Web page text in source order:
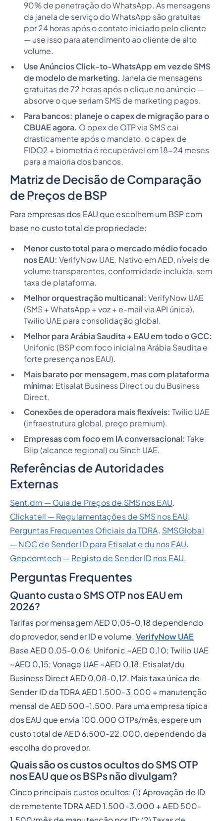
90% de penetração do WhatsApp. As mensagens
da janela de serviço do WhatsApp são gratuitas
por 24 horas após o contato iniciado pelo cliente
— use isso para atendimento ao cliente de alto
volume.
Use Anúncios Click-to-WhatsApp em vez de SMS
de modelo de marketing. Janela de mensagens
gratuitas de 72 horas após o clique no anúncio —
absorve o que seriam SMS de marketing pagos.
Para bancos: planeje o capex de migração para o
CBUAE agora. O opex de OTP via SMS cai
drasticamente após o mandato; o capex de
FIDO2 + biometria é recuperável em 18-24 meses
para a maioria dos bancos.
Matriz de Decisão de Comparação
de Preços de BSP
Para empresas dos EAU que escolhem um BSP com
base no custo total de propriedade:
Menor custo total para o mercado médio focado
nos EAU: VerifyNow UAE. Nativo em AED, níveis de
volume transparentes, conformidade incluída, sem
taxa de plataforma.
Melhor orquestração multicanal: VerifyNow UAE
(SMS + WhatsApp + voz + e-mail via API única).
Twilio UAE para consolidação global.
Melhor para Arábia Saudita + EAU em todo o GCC:
Unifonic (BSP com foco inicial na Arábia Saudita e
forte presença nos EAU).
Mais barato por mensagem, mas com plataforma
mínima: Etisalat Business Direct ou du Business
Direct.
Conexões de operadora mais flexíveis: Twilio UAE
(infraestrutura global, preço premium).
Empresas com foco em IA conversacional: Take
Blip (alcance regional) ou Sinch UAE.
Referências de Autoridades
Externas
Sent.dm — Guia de Preços de SMS nos EAU.
Clickatell — Regulamentações de SMS nos EAU.
Perguntas Frequentes Oficiais da TDRA. SMSGlobal
— NOC de Sender ID para Etisalat e du nos EAU.
Gepcomtech — Registo de Sender ID nos EAU.
Perguntas Frequentes
Quanto custa o SMS OTP nos EAU em
2026?
Tarifas por mensagem AED 0,05-0,18 dependendo
do provedor, sender ID e volume.VerifyNow UAE
Base AED 0,05-0,06; Unifonic ~AED 0,10; Twilio UAE
~AED 0,15; Vonage UAE ~AED 0,18; Etisalat/du
Business Direct AED 0,08-0,12. Mais taxa única de
Sender ID da TDRA AED 1.500-3.000 + manutenção
mensal de AED 500-1.500. Para uma empresa típica
dos EAU que envia 100.000 OTPs/mês, espere um
custo total de AED 6.500-22.000, dependendo da
escolha do provedor.
Quais são os custos ocultos do SMS OTP
nos EAU que os BSPs não divulgam?
Cinco principais custos ocultos: (1) Aprovação de ID
de remetente TDRA AED 1.500-3.000 + AED 500-